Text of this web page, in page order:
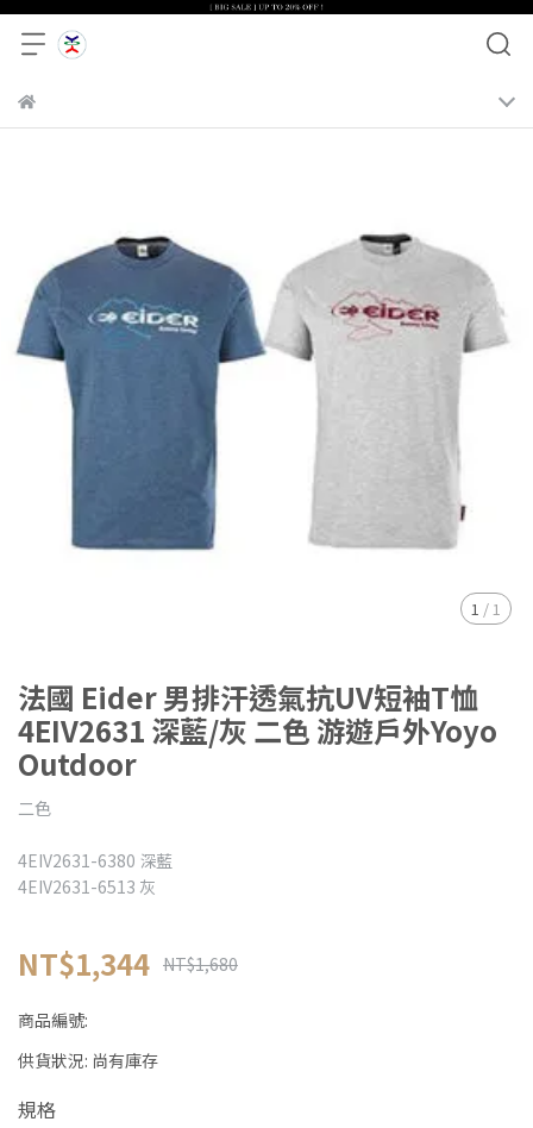
1 /1
法國 Eider 男排汗透氣抗UV短袖T恤
4EIV2631 深藍/灰 二色 游遊戶外Yoyo
Outdoor
二色
4EIV2631-6380 深藍
4EIV2631-6513 灰
NT$1,344 NT$1,680
商品編號:
供貨狀況: 尚有庫存
規格